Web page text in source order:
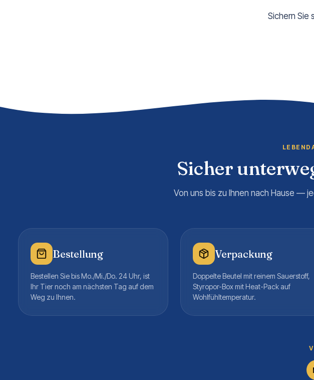
Sichern Sie
Sicher
Von uns bis zu Ihnen nach Hause —
Bestellung
Bestellen Sie bis Mo./Mi./Do. 24 Uhr, ist
Ihr Tier noch am nächsten Tag auf dem
Weg zu Ihnen.
Verpackung
Doppelte Beutel mit reinem Sauerstoff,
Styropor-Box mit Heat-Pack auf
Wohlfühltemperatur.